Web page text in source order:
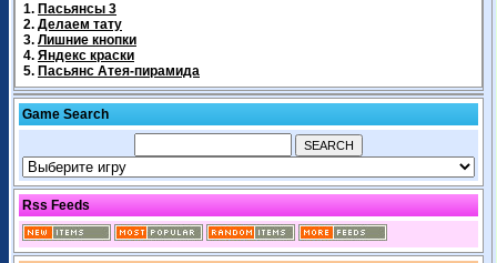
1. Пасьянсы 3
2. Делаем тату
3. Лишние кнопки
4. Яндекс краски
5. Пасьянс Атея-пирамида
Game Search
Rss Feeds